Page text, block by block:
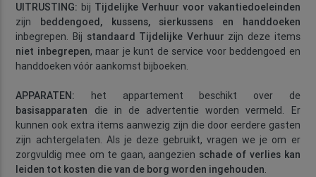
UITRUSTING: bij Tijdelijke Verhuur voor vakantiedoeleinden
zijn
beddengoed, kussens, sierkussens en handdoeken
inbegrepen. Bij standaard Tijdelijke Verhuur zijn deze items
niet inbegrepen, maar je kunt de service voor beddengoed en
handdoeken vóór aankomst bijboeken.
APPARATEN: het appartement beschikt over de
basisapparaten die in de advertentie worden vermeld. Er
kunnen ook extra items aanwezig zijn die door eerdere gasten
zijn achtergelaten. Als je deze gebruikt, vragen we je om er
zorgvuldig mee om te gaan, aangezien schade of verlies kan
leiden tot kosten die van de borg worden ingehouden.